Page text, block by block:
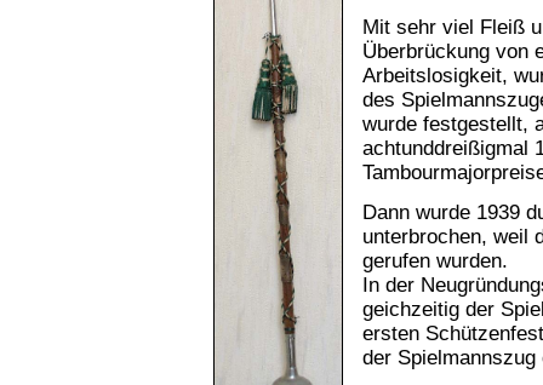
Mit sehr viel Fleiß
Überbrückung von
Arbeitslosigkeit,
des
wurde festgestellt,
achtunddreißigmal
Dann wurde 1939
unterbrochen, weil
gerufen wurden.
In der
geichzeitig der
ersten
der